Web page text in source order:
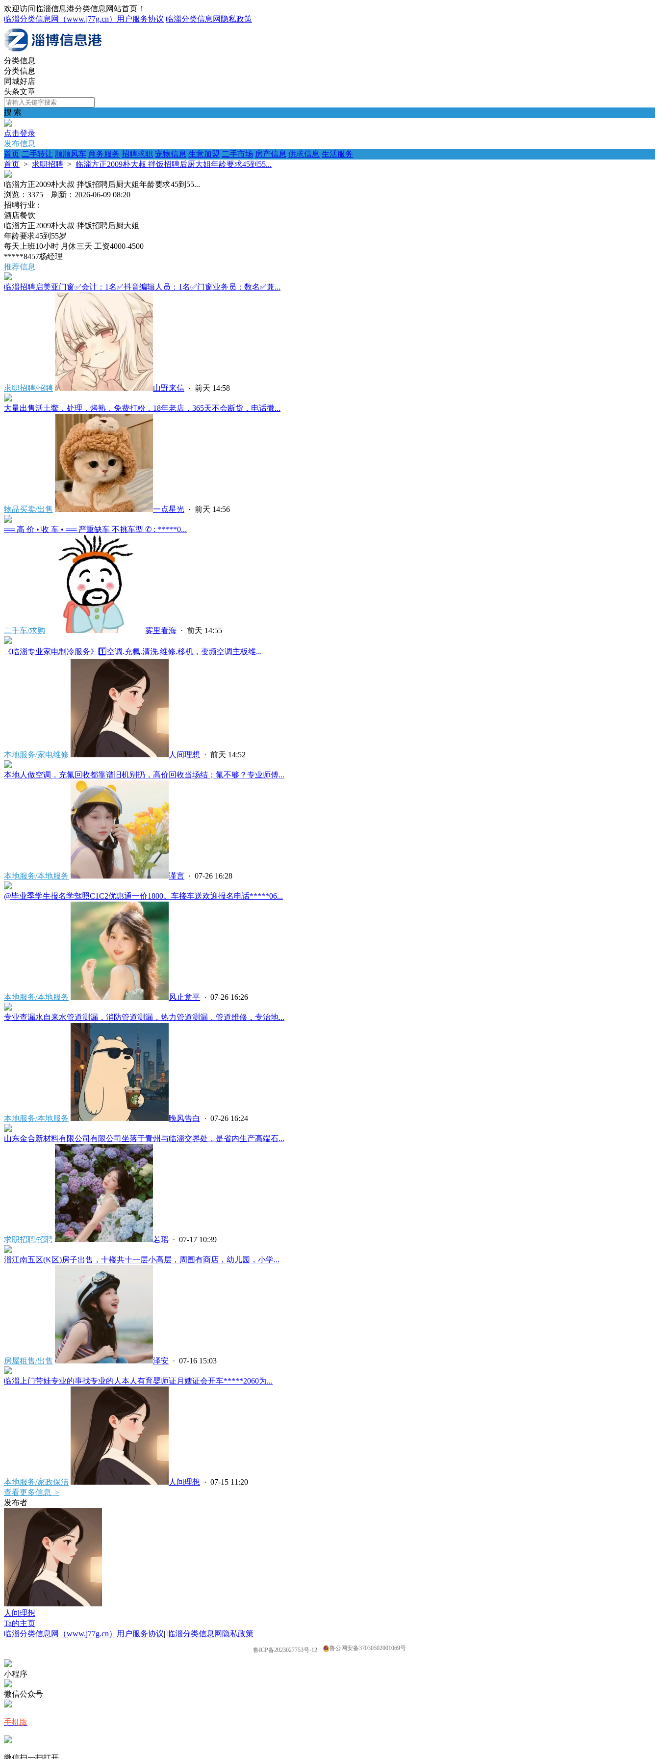
欢迎访问临淄信息港分类信息网站首页！
临淄分类信息网（www.j77g.cn）用户服务协议 临淄分类信息网隐私政策
分类信息
分类信息
同城好店
头条文章
搜 索
点击登录
发布信息
首页 二手转让 顺顺风车 商务服务 招聘求职 宠物信息 生意加盟 二手市场 房产信息 供求信息 生活服务
首页 > 求职招聘 > 临淄方正2009朴大叔 拌饭招聘后厨大姐年龄要求45到55...
临淄方正2009朴大叔 拌饭招聘后厨大姐年龄要求45到55...
浏览：3375 刷新：2026-06-09 08:20
招聘行业 :
酒店餐饮
临淄方正2009朴大叔 拌饭招聘后厨大姐
年龄要求45到55岁
每天上班10小时 月休三天 工资4000-4500
*****8457杨经理
推荐信息
临淄招聘启美亚门窗✅会计：1名✅抖音编辑人员：1名✅门窗业务员：数名✅兼...
求职招聘/招聘 山野来信 · 前天 14:58
大量出售活土鳖，处理，烤熟，免费打粉，18年老店，365天不会断货，电话微...
物品买卖/出售 一点星光 · 前天 14:56
══ 高 价 • 收 车 • ══ 严重缺车 不挑车型 ✆ : *****0...
二手车/求购 雾里看海 · 前天 14:55
《临淄专业家电制冷服务》1️⃣空调.充氟.清洗.维修.移机，变频空调主板维...
本地服务/家电维修 人间理想 · 前天 14:52
本地人做空调，充氟回收都靠谱旧机别扔，高价回收当场结；氟不够？专业师傅...
本地服务/本地服务 谨言 · 07-26 16:28
@毕业季学生报名学驾照C1C2优惠通一价1800。车接车送欢迎报名电话*****06...
本地服务/本地服务 风止意平 · 07-26 16:26
专业查漏水自来水管道测漏，消防管道测漏，热力管道测漏，管道维修，专治地...
本地服务/本地服务 晚风告白 · 07-26 16:24
山东金合新材料有限公司有限公司坐落于青州与临淄交界处，是省内生产高端石...
求职招聘/招聘 若瑶 · 07-17 10:39
淄江南五区(K区)房子出售，十楼共十一层小高层，周围有商店，幼儿园，小学...
房屋租售/出售 泽安 · 07-16 15:03
临淄上门带娃专业的事找专业的人本人有育婴师证月嫂证会开车*****2060为...
本地服务/家政保洁 人间理想 · 07-15 11:20
查看更多信息 >
发布者
人间理想
Ta的主页
临淄分类信息网（www.j77g.cn）用户服务协议| 临淄分类信息网隐私政策
鲁ICP备2023027753号-12 鲁公网安备37030502001069号
小程序
微信公众号
手机版